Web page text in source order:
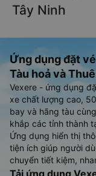
Tây Ninh
Ứng dụng đặt
Tàu hoả và
Vexere - ứng dụng
xe chất lượng cao,
bay và hãng tàu
khắp các tỉnh thành
Ứng dụng hiển thị
tiện ích giúp người
chuyển tiết kiệm,